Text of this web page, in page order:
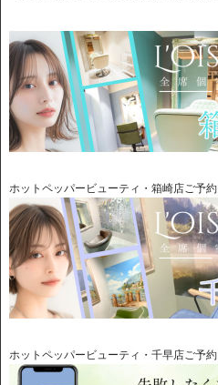
ホットペッパービューティ・箱崎店ご予約
ホットペッパービューティ・千早店ご予約